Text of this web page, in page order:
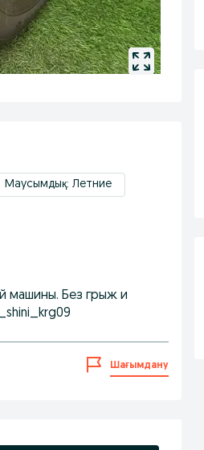
Маусымдық: Летние
машины. Без грыж и
Шағымдану